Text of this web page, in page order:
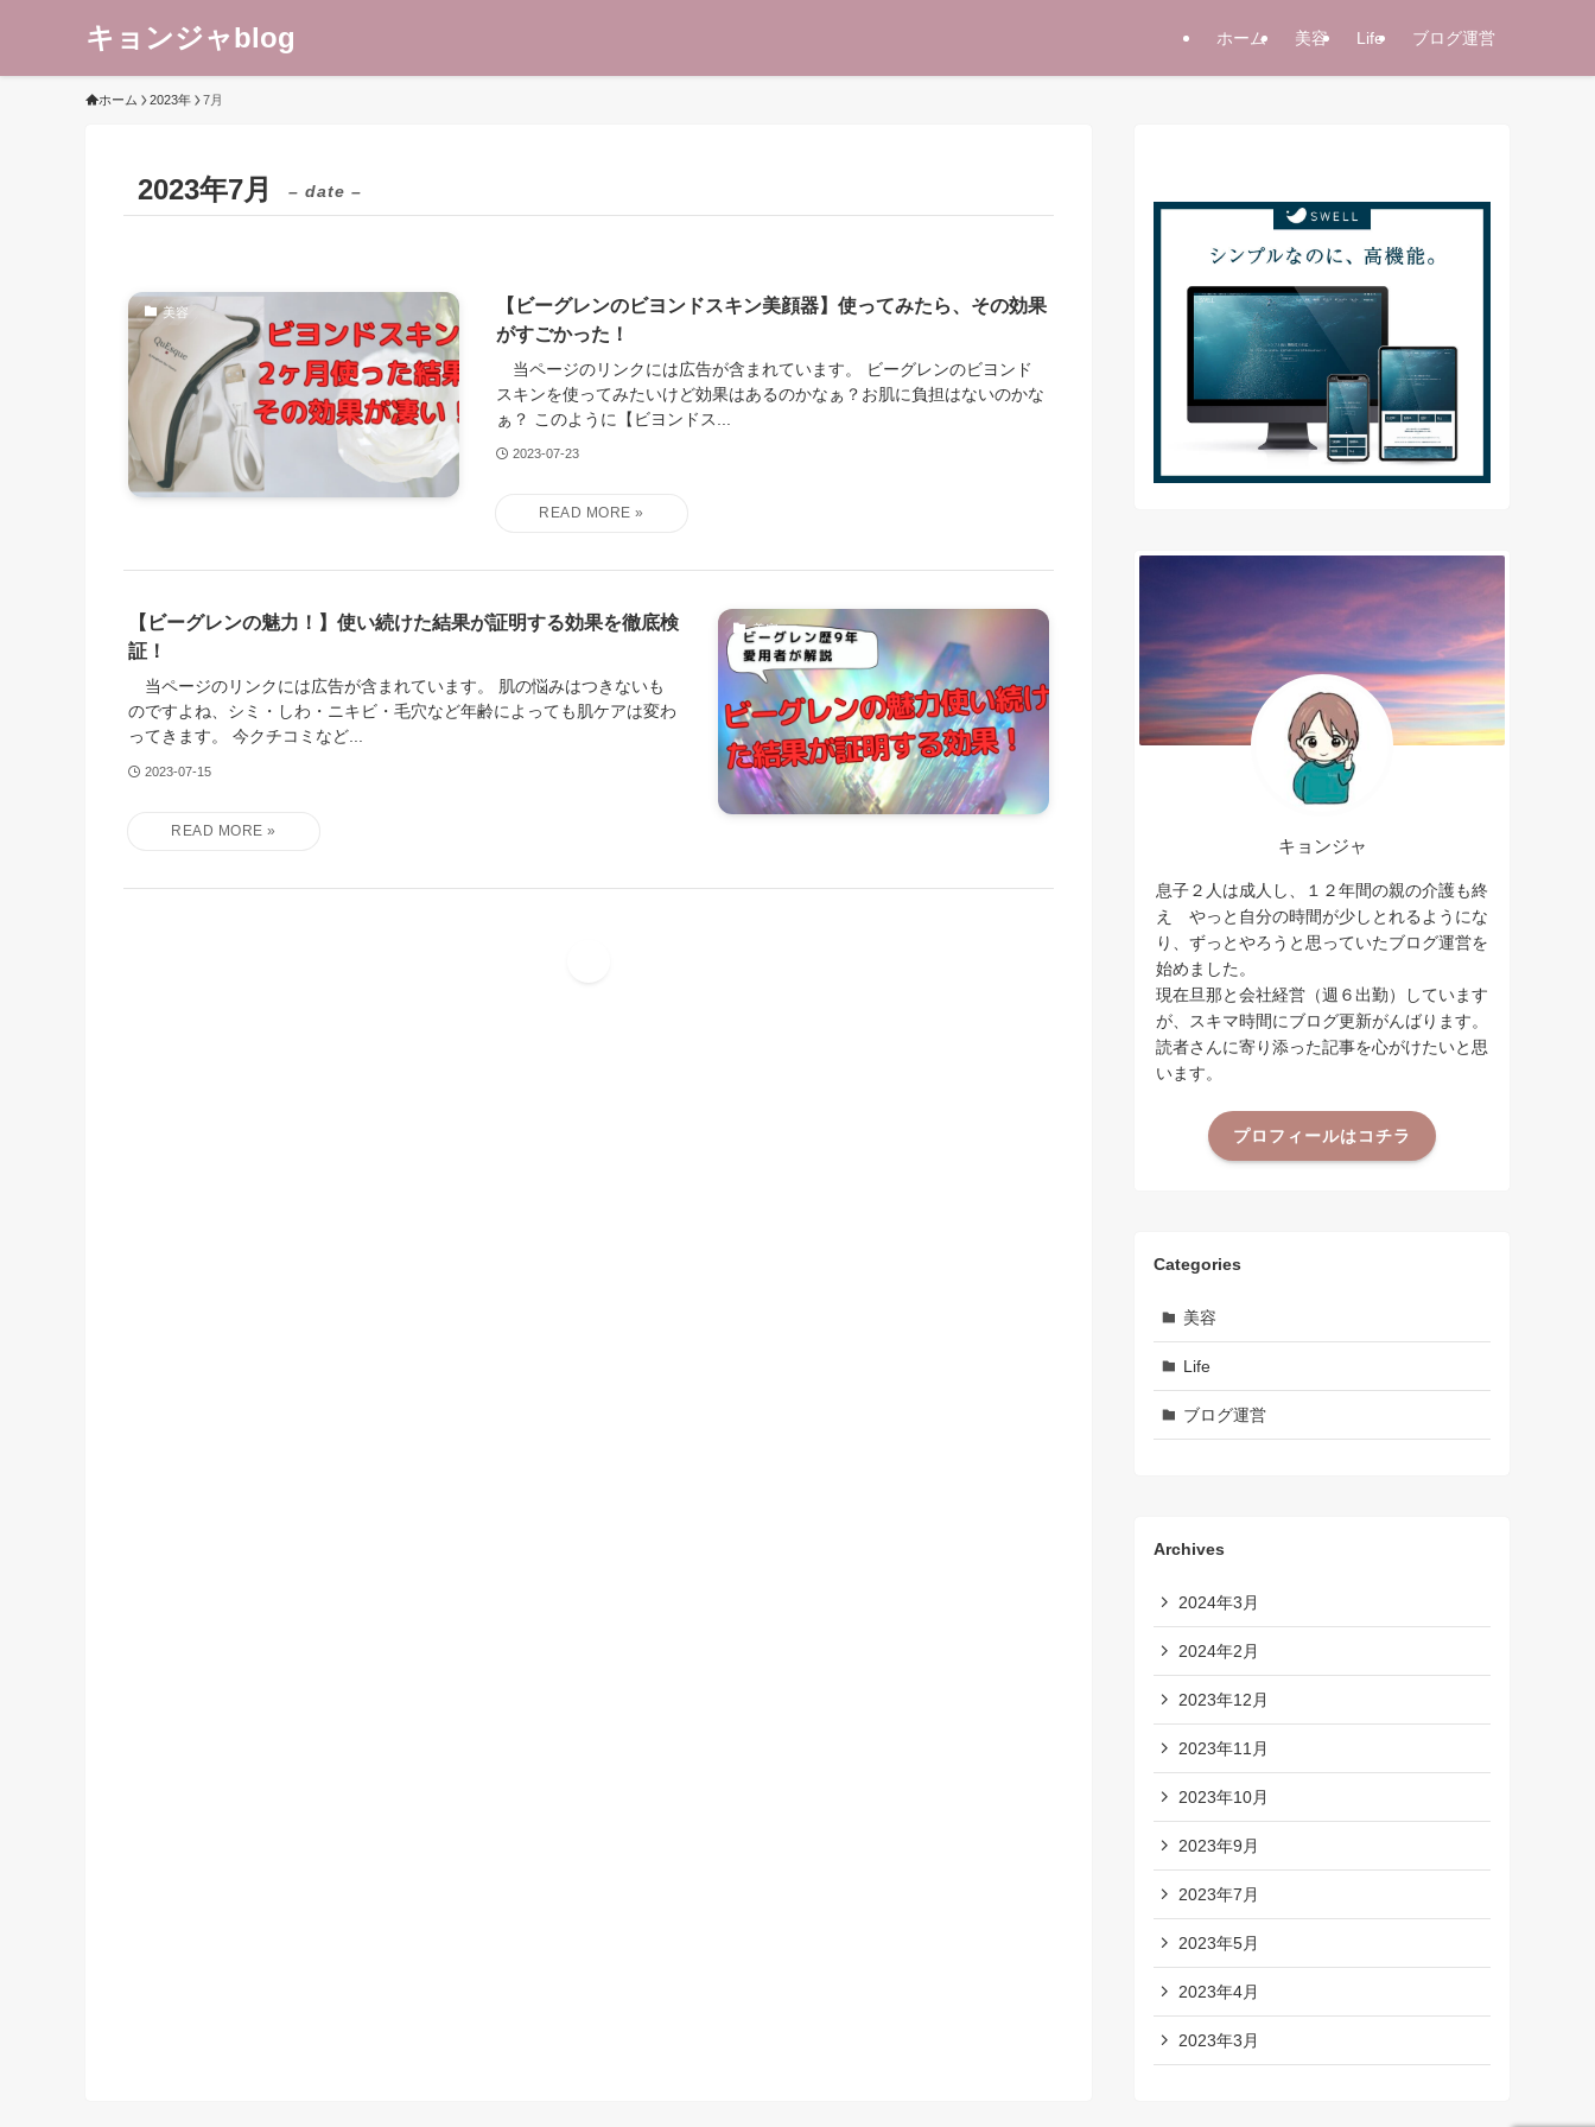
キョンジャblog ホーム 美容 Life ブログ運営
ホーム 2023年 7月
2023年7月 – date –
美容
【ビーグレンのビヨンドスキン美顔器】使ってみたら、その効果
がすごかった！
当ページのリンクには広告が含まれています。 ビーグレンのビヨンド
スキンを使ってみたいけど効果はあるのかなぁ？お肌に負担はないのかな
ぁ？ このように【ビヨンドス...
2023-07-23
美容
【ビーグレンの魅力！】使い続けた結果が証明する効果を徹底検
証！
当ページのリンクには広告が含まれています。 肌の悩みはつきないも
のですよね、シミ・しわ・ニキビ・毛穴など年齢によっても肌ケアは変わ
ってきます。 今クチコミなど...
2023-07-15
キョンジャ
息子２人は成人し、１２年間の親の介護も終
え やっと自分の時間が少しとれるようにな
り、ずっとやろうと思っていたブログ運営を
始めました。
現在旦那と会社経営（週６出勤）しています
が、スキマ時間にブログ更新がんばります。
読者さんに寄り添った記事を心がけたいと思
います。
プロフィールはコチラ
Categories
美容
Life
ブログ運営
Archives
2024年3月
2024年2月
2023年12月
2023年11月
2023年10月
2023年9月
2023年7月
2023年5月
2023年4月
2023年3月